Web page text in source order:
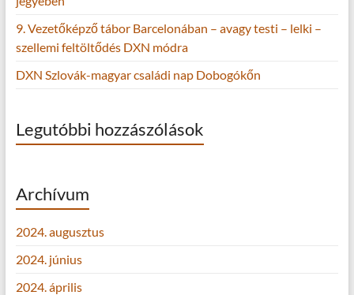
9. Vezetőképző tábor Barcelonában – avagy testi – lelki –
szellemi feltöltődés DXN módra
DXN Szlovák-magyar családi nap Dobogókőn
Legutóbbi hozzászólások
Archívum
2024. augusztus
2024. június
2024. április